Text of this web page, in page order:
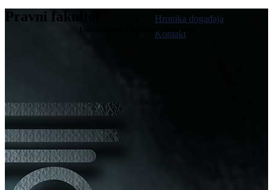
Hronika događaja
Kontakt
Pravni fakultet
Univerziteta u Istočnom Sarajevu